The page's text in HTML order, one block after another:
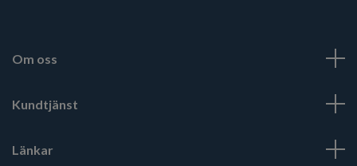
Om oss
Kundtjänst
Länkar